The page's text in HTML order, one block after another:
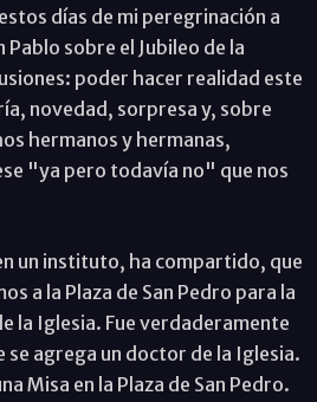
días de mi peregrinación a
Pablo sobre el Jubileo de la
poder hacer realidad este
novedad, sorpresa y, sobre
hermanos y hermanas,
"ya pero todavía no" que nos
un instituto, ha compartido, que
a la Plaza de San Pedro para la
la Iglesia. Fue verdaderamente
agrega un doctor de la Iglesia.
Misa en la Plaza de San Pedro.